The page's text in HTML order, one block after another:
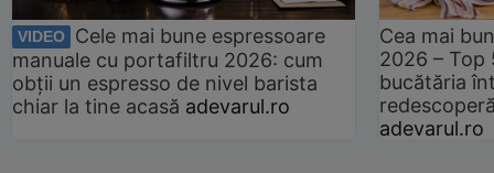
VIDEO
Cele mai bune espressoare
manuale cu portafiltru 2026: cum
obții un espresso de nivel barista
chiar la tine acasă adevarul.ro
Cea mai
2026 –
bucătăria
adevarul.ro